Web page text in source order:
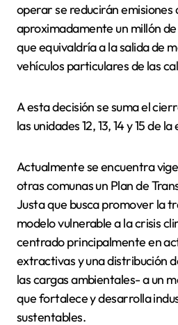
operar se reducirán emisiones
aproximadamente un millón
que equivaldría a la salida de
vehículos particulares de las
A esta decisión se suma el
las unidades 12, 13, 14 y 15 de
Actualmente se encuentra
otras comunas un Plan de
Justa que busca promover la
modelo vulnerable a la crisis
centrado principalmente en
extractivas y una distribución
las cargas ambientales- a un
que fortalece y desarrolla
sustentables.